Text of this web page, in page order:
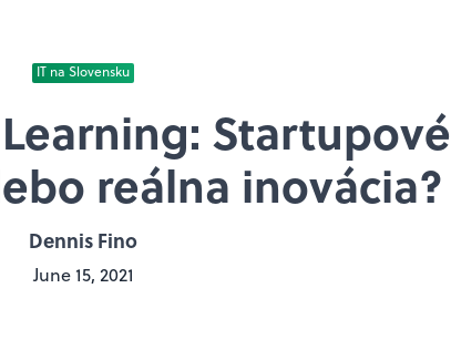
IT na Slovensku
Startupové
reálna inovácia?
Dennis Fino
June 15, 2021